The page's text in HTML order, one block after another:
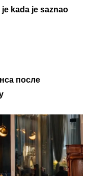
kada je saznao
после